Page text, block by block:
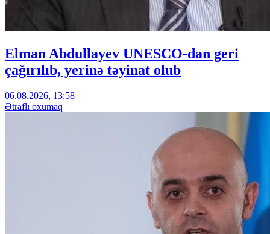
Elman Abdullayev UNESCO-dan geri
çağırılıb, yerinə təyinat olub
06.08.2026, 13:58
Ətraflı oxumaq